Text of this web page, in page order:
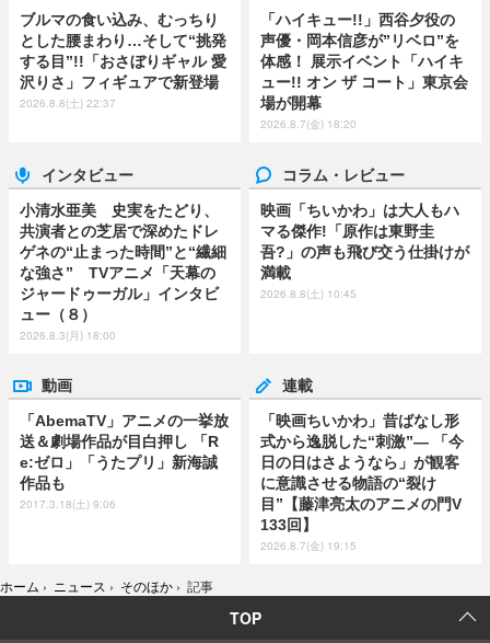
ブルマの食い込み、むっちり
とした腰まわり…そして“挑発
する目”!!「おさぼりギャル 愛
沢りさ」フィギュアで新登場
2026.8.8(土) 22:37
「ハイキュー!!」西谷夕役の
声優・岡本信彦が”リベロ”を
体感！ 展示イベント「ハイキ
ュー!! オン ザ コート」東京会
場が開幕
2026.8.7(金) 18:20
インタビュー
小清水亜美 史実をたどり、
共演者との芝居で深めたドレ
ゲネの“止まった時間”と“繊細
な強さ” TVアニメ「天幕の
ジャードゥーガル」インタビ
ュー（８）
2026.8.3(月) 18:00
コラム・レビュー
映画「ちいかわ」は大人もハ
マる傑作!「原作は東野圭
吾?」の声も飛び交う仕掛けが
満載
2026.8.8(土) 10:45
動画
「AbemaTV」アニメの一挙放
送＆劇場作品が目白押し 「R
e:ゼロ」「うたプリ」新海誠
作品も
2017.3.18(土) 9:06
連載
「映画ちいかわ」昔ばなし形
式から逸脱した“刺激”― 「今
日の日はさようなら」が観客
に意識させる物語の“裂け
目”【藤津亮太のアニメの門V
133回】
2026.8.7(金) 19:15
ホーム › ニュース › そのほか › 記事
TOP